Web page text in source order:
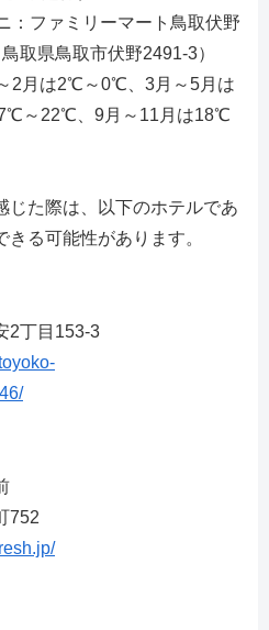
：ファミリーマート鳥取伏野
取県鳥取市伏野2491-3）
2月は2℃～0℃、3月～5月は
～22℃、9月～11月は18℃
じた際は、以下のホテルであ
る可能性があります。
2丁目153-3
752